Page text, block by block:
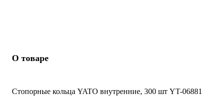
О товаре
Стопорные кольца YATO внутренние, 300 шт YT-06881